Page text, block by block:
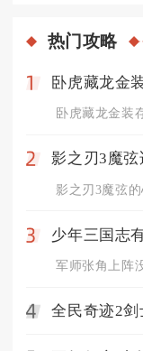
热门攻略
卧虎藏龙金
2 影之刃3魔
3
4 全民奇迹2